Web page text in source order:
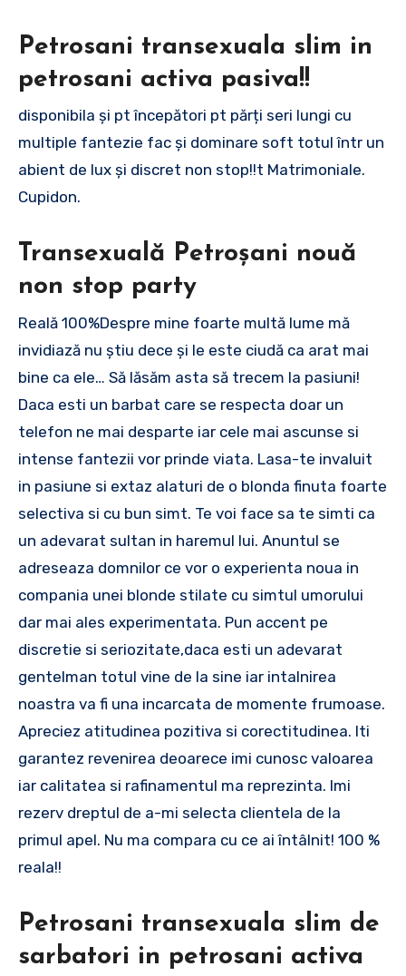
Petrosani transexuala slim in
petrosani activa pasiva!!
disponibila și pt începători pt părți seri lungi cu
multiple fantezie fac și dominare soft totul într un
abient de lux și discret non stop!!t Matrimoniale.
Cupidon.
Transexuală Petroșani nouă
non stop party
Reală 100%Despre mine foarte multă lume mă
invidiază nu știu dece și le este ciudă ca arat mai
bine ca ele… Să lăsăm asta să trecem la pasiuni!
Daca esti un barbat care se respecta doar un
telefon ne mai desparte iar cele mai ascunse si
intense fantezii vor prinde viata. Lasa-te invaluit
in pasiune si extaz alaturi de o blonda finuta foarte
selectiva si cu bun simt. Te voi face sa te simti ca
un adevarat sultan in haremul lui. Anuntul se
adreseaza domnilor ce vor o experienta noua in
compania unei blonde stilate cu simtul umorului
dar mai ales experimentata. Pun accent pe
discretie si seriozitate,daca esti un adevarat
gentelman totul vine de la sine iar intalnirea
noastra va fi una incarcata de momente frumoase.
Apreciez atitudinea pozitiva si corectitudinea. Iti
garantez revenirea deoarece imi cunosc valoarea
iar calitatea si rafinamentul ma reprezinta. Imi
rezerv dreptul de a-mi selecta clientela de la
primul apel. Nu ma compara cu ce ai întâlnit! 100 %
reala!!
Petrosani transexuala slim de
sarbatori in petrosani activa